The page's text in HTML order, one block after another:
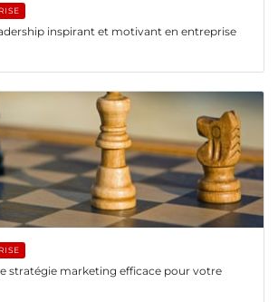
inspirant et motivant en entreprise
stratégie marketing efficace pour votre